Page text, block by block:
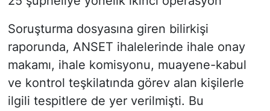
Soruşturma dosyasına giren bilirkişi
raporunda, ANSET ihalelerinde ihale onay
makamı, ihale komisyonu, muayene-kabul
ve kontrol teşkilatında görev alan kişilerle
ilgili tespitlere de yer verilmişti. Bu